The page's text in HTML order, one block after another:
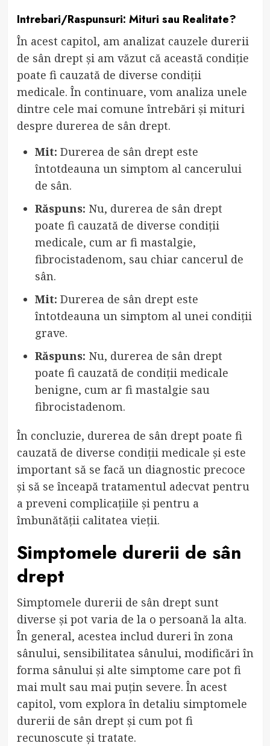
Intrebari/Raspunsuri: Mituri sau Realitate?
În acest capitol, am analizat cauzele durerii
de sân drept și am văzut că această condiție
poate fi cauzată de diverse condiții
medicale. În continuare, vom analiza unele
dintre cele mai comune întrebări și mituri
despre durerea de sân drept.
Mit: Durerea de sân drept este
întotdeauna un simptom al cancerului
de sân.
Răspuns: Nu, durerea de sân drept
poate fi cauzată de diverse condiții
medicale, cum ar fi mastalgie,
fibrocistadenom, sau chiar cancerul de
sân.
Mit: Durerea de sân drept este
întotdeauna un simptom al unei condiții
grave.
Răspuns: Nu, durerea de sân drept
poate fi cauzată de condiții medicale
benigne, cum ar fi mastalgie sau
fibrocistadenom.
În concluzie, durerea de sân drept poate fi
cauzată de diverse condiții medicale și este
important să se facă un diagnostic precoce
și să se înceapă tratamentul adecvat pentru
a preveni complicațiile și pentru a
îmbunătății calitatea vieții.
Simptomele durerii de sân
drept
Simptomele durerii de sân drept sunt
diverse și pot varia de la o persoană la alta.
În general, acestea includ dureri în zona
sânului, sensibilitatea sânului, modificări în
forma sânului și alte simptome care pot fi
mai mult sau mai puțin severe. În acest
capitol, vom explora în detaliu simptomele
durerii de sân drept și cum pot fi
recunoscute și tratate.